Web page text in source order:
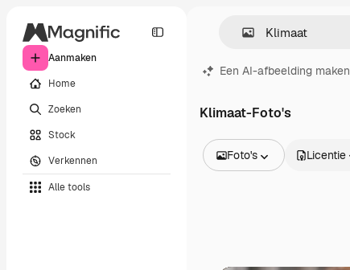
Aanmaken
Home
Zoeken
Stock
Verkennen
Alle tools
Een AI-afbeelding maken
Klimaat-Foto's
Foto's Licentie